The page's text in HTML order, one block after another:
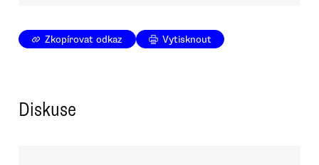
Zkopírovat odkaz Vytisknout
Diskuse